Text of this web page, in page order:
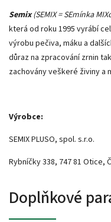
Semix(SEMIX = SEmínka
která od roku 1995 vyrábí
výrobu pečiva, máku a
důraz na zpracování zrnin
zachovány veškeré živiny a
Výrobce:
SEMIX PLUSO, spol. s.r.o.
Rybníčky 338, 747 81 Otice,
Doplňkové